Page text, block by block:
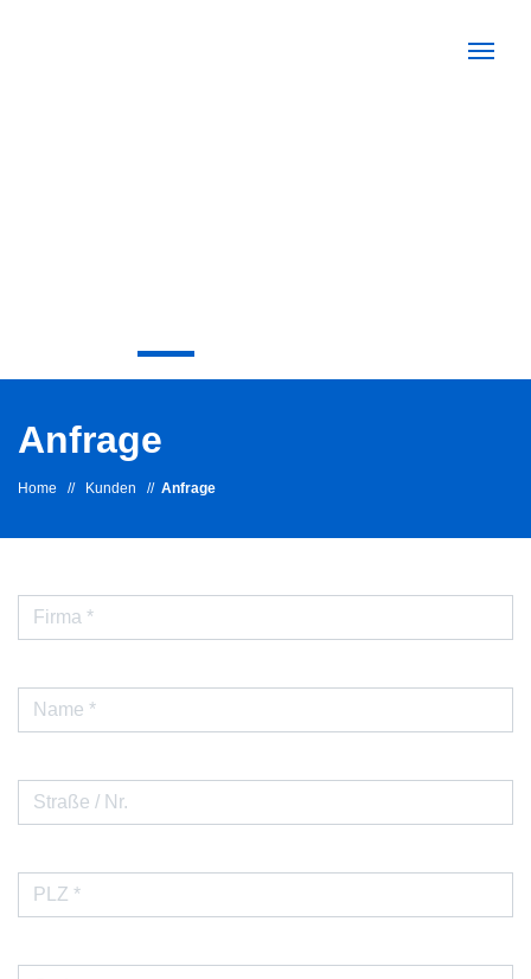
Anfrage
Home // Kunden // Anfrage